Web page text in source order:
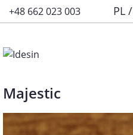
+48 662 023 003 PL/
Majestic